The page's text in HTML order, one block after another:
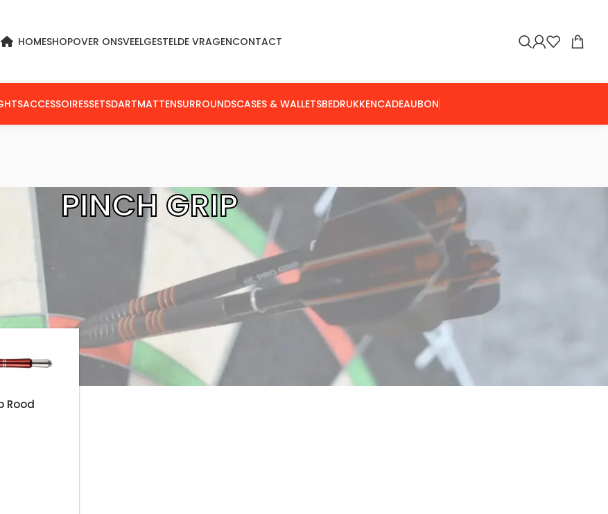
HOMESHOPOVER ONSVEELGESTELDE VRAGENCONTACT
ACCESSOIRESSETSDARTMATTENSURROUNDSCASES & WALLETSBEDRUKKENCADEAUBON
PINCH GRIP
“Pinch Grip” Toon 9 24
Rood